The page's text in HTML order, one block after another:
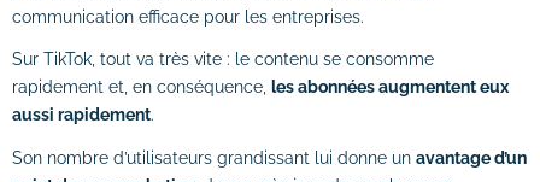
communication efficace pour les entreprises.
Sur TikTok, tout va très vite : le contenu se consomme
rapidement et, en conséquence, les abonnées augmentent eux
aussi rapidement.
Son nombre d’utilisateurs grandissant lui donne un avantage d’un